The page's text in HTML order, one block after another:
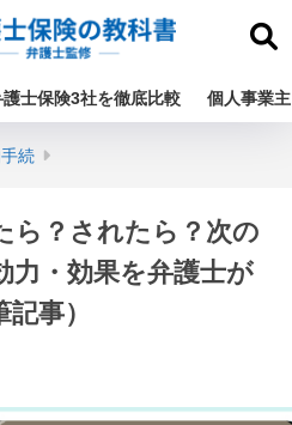
護士保険3社を徹底比較 個人事業
続
ら？されたら？次の
力・効果を弁護士が
事）